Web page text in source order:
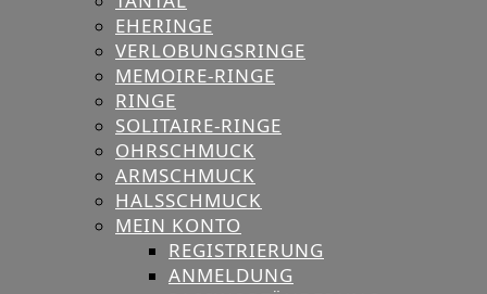
EHERINGE
VERLOBUNGSRINGE
MEMOIRE-RINGE
RINGE
SOLITAIRE-RINGE
OHRSCHMUCK
ARMSCHMUCK
HALSSCHMUCK
MEIN KONTO
REGISTRIERUNG
ANMELDUNG